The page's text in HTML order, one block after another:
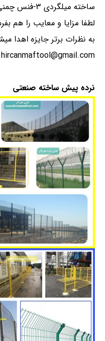
ساخته میلگردی 3-فنس چمنی
لطفا مزایا و معایب را هم
به نظرات برتر جایزه اهدا
hircanmaftool@gmail.com ایمیل کنید.
نرده پیش ساخته صنعتی